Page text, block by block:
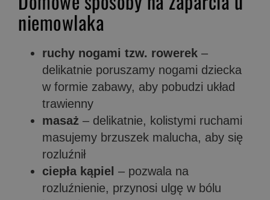
niemowlaka
ruchy nogami tzw. rowerek –
delikatnie poruszamy nogami dziecka
w formie zabawy, aby pobudzi układ
trawienny
masaż – delikatnie, kolistymi ruchami
masujemy brzuszek malucha, aby się
rozluźnił
ciepła kąpiel – pozwala na
rozluźnienie, przynosi ulgę w bólu